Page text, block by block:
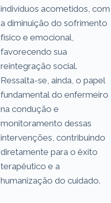
indivíduos acometidos, com
a diminuição do sofrimento
físico e emocional,
favorecendo sua
reintegração social.
Ressalta-se, ainda, o papel
fundamental do enfermeiro
na condução e
monitoramento dessas
intervenções, contribuindo
diretamente para o êxito
terapêutico e a
humanização do cuidado.